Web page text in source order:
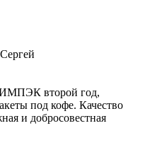
второй год,
под кофе. Качество
и добросовестная